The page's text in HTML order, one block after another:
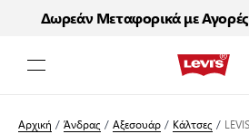
Δωρεάν Μεταφορικά με Αγορές
Αρχική /Άνδρας /Αξεσουάρ/ Κάλτσες /